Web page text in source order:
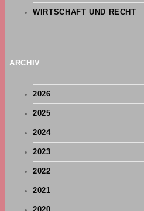
WIRTSCHAFT UND RECHT
ARCHIV
2026
2025
2024
2023
2022
2021